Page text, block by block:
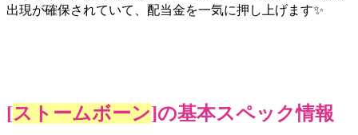
出現が確保されていて、配当金を一気に押し上げます✨
[ストームボーン]の基本スペック情報